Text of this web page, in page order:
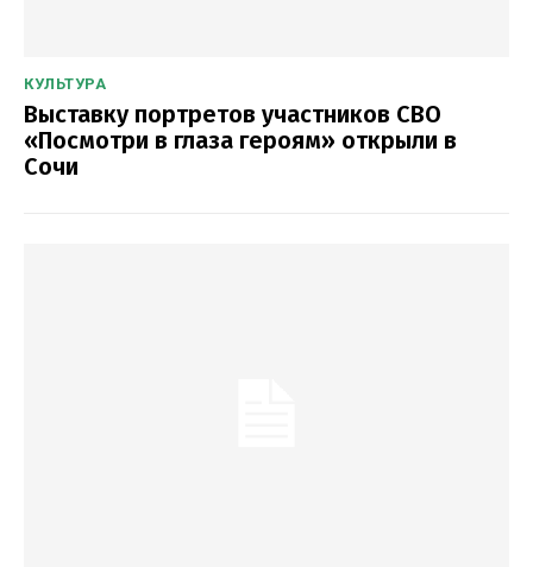
КУЛЬТУРА
Выставку портретов участников СВО
«Посмотри в глаза героям» открыли в
Сочи